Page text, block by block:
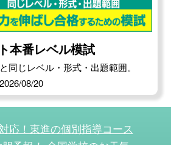
本番レベル模試
同じレベル・形式・出題範囲。
08/20
応！東進の個別指導コース